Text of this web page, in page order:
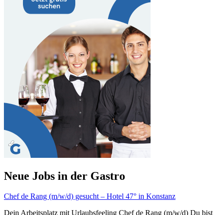
Neue Jobs in der Gastro
Chef de Rang (m/w/d) gesucht – Hotel 47° in Konstanz
Dein Arbeitsplatz mit Urlaubsfeeling Chef de Rang (m/w/d) Du bist